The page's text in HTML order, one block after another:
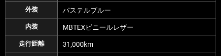
外装 パステルブルー
内装 MBTEXビニールレザー
走行距離 31,000km